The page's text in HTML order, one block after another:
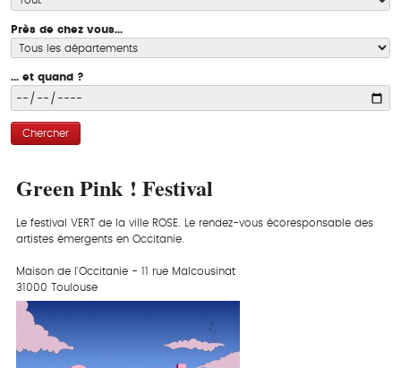
Près de chez vous...
... et quand ?
Chercher
Green Pink ! Festival
Le festival VERT de la ville ROSE. Le rendez-vous écoresponsable des
artistes émergents en Occitanie.
Maison de l'Occitanie - 11 rue Malcousinat
31000 Toulouse